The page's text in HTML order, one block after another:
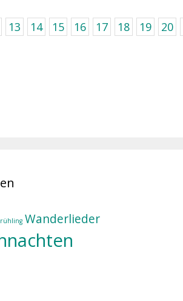
13 14 15 16 17 18 19 20
Wanderlieder